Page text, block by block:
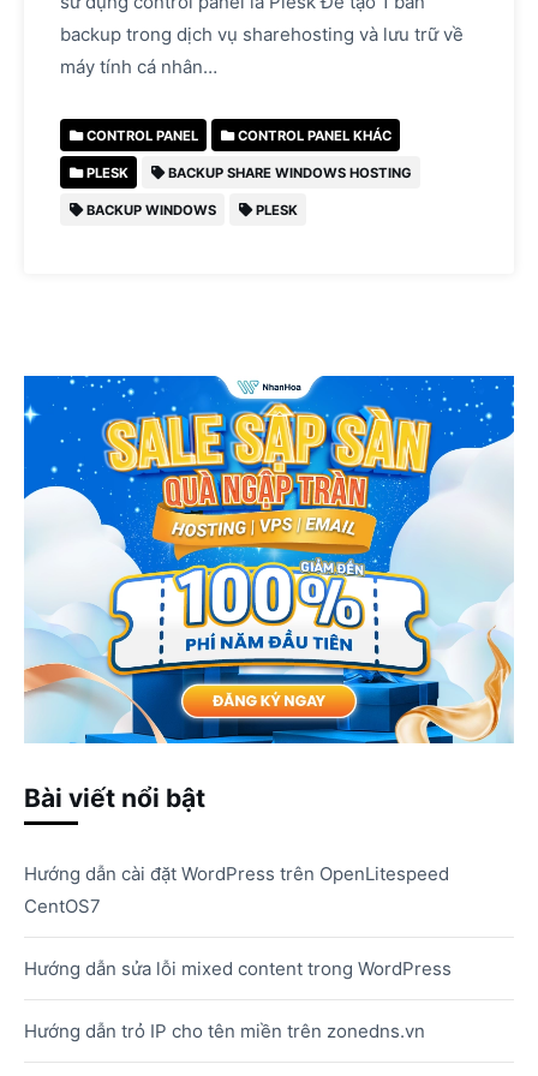
backup trong dịch vụ sharehosting và lưu trữ về
máy tính cá nhân…
CONTROL PANEL CONTROL PANEL KHÁC
PLESK BACKUP SHARE WINDOWS HOSTING
BACKUP WINDOWS PLESK
Bài viết nổi bật
Hướng dẫn cài đặt WordPress trên OpenLitespeed
CentOS7
Hướng dẫn sửa lỗi mixed content trong WordPress
Hướng dẫn trỏ IP cho tên miền trên zonedns.vn